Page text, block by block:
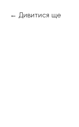
Дивитися ще